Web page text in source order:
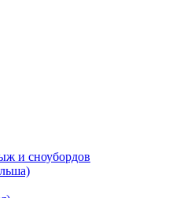
и сноубордов